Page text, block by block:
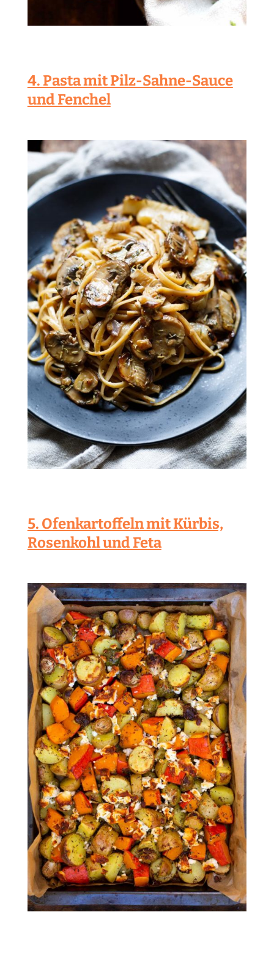
4. Pasta mit Pilz-Sahne-Sauce
und Fenchel
5. Ofenkartoffeln mit Kürbis,
Rosenkohl und Feta